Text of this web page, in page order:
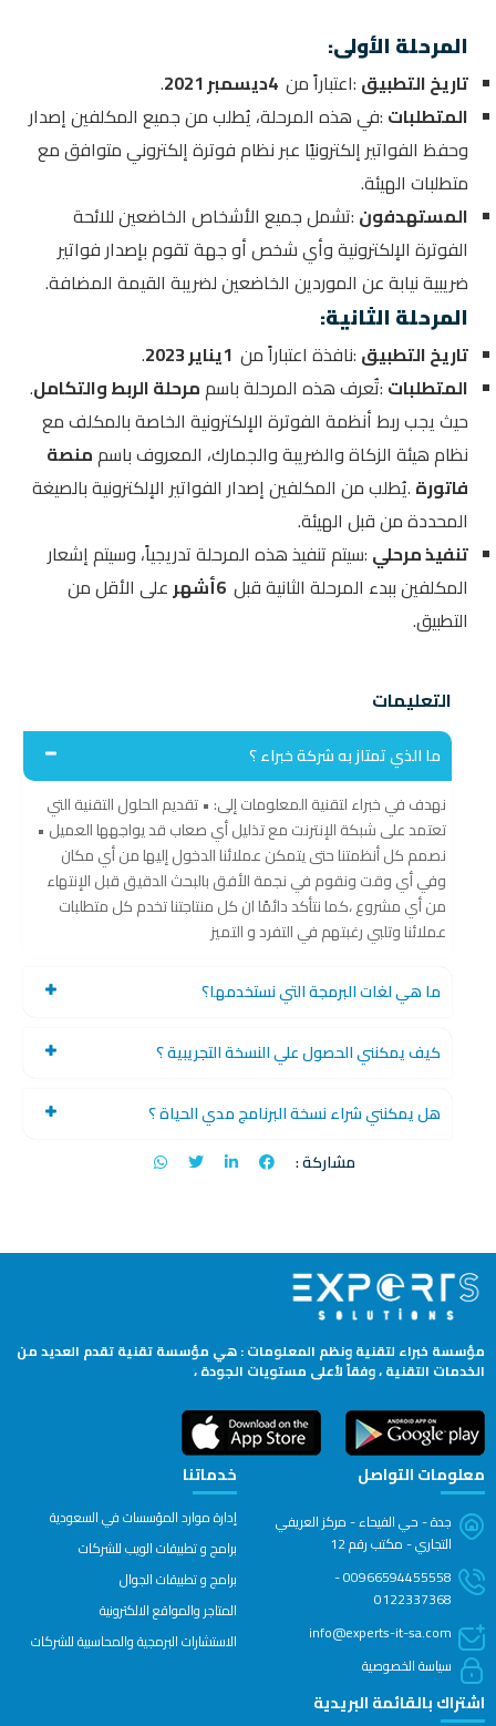
المرحلة الأولى:
تاريخ التطبيق :اعتباراً من 4ديسمبر 2021
.
المتطلبات :في هذه المرحلة، يُطلب من جميع المكلفين إصدار
وحفظ الفواتير إلكترونيًا عبر نظام فوترة إلكتروني متوافق مع
متطلبات الهيئة.
المستهدفون :تشمل جميع الأشخاص الخاضعين للائحة
الفوترة الإلكترونية وأي شخص أو جهة تقوم بإصدار فواتير
ضريبية نيابة عن الموردين الخاضعين لضريبة القيمة المضافة.
المرحلة الثانية:
تاريخ التطبيق :نافذة اعتباراً من 1يناير 2023
.
المتطلبات :تُعرف هذه المرحلة باسممرحلة الربط والتكامل.
حيث يجب ربط أنظمة الفوترة الإلكترونية الخاصة بالمكلف مع
نظام هيئة الزكاة والضريبة والجمارك، المعروف باسممنصة
فاتورة .يُطلب من المكلفين إصدار الفواتير الإلكترونية بالصيغة
المحددة من قبل الهيئة.
تنفيذ مرحلي :سيتم تنفيذ هذه المرحلة تدريجياً، وسيتم إشعار
المكلفين ببدء المرحلة الثانية قبل 6أشهرعلى الأقل من
التطبيق.
التعليمات
ما الذي تمتاز به شركة خبراء ؟
نهدف في خبراء لتقنية المعلومات إلى: • تقديم الحلول التقنية التي
تعتمد على شبكة الإنترنت مع تذليل أي صعاب قد يواجهها العميل •
نصمم كل أنظمتنا حتى يتمكن عملائنا الدخول إليها من أي مكان
وفي أي وقت ونقوم في نجمة الأفق بالبحث الدقيق قبل الإنتهاء
من أي مشروع ،كما نتأكد دائمًا ان كل منتاجتنا تخدم كل متطلبات
عملائنا وتلبي رغبتهم في التفرد و التميز
ما هي لغات البرمجة التي نستخدمها؟
كيف يمكنني الحصول علي النسخة التجريبية ؟
هل يمكنني شراء نسخة البرنامج مدي الحياة ؟
مشاركة :
مؤسسة خبراء لتقنية ونظم المعلومات : هي مؤسسة تقنية تقدم العديد من
الخدمات التقنية ، وفقاً لأعلى مستويات الجودة ،
معلومات التواصل
جدة - حي الفيحاء - مركز العريفي
التجاري - مكتب رقم 12
00966594455558 -
0122337368
info@experts-it-sa.com
سياسة الخصوصية
خدماتنا
إدارة موارد المؤسسات في السعودية
برامج و تطبيقات الويب للشركات
برامج و تطبيقات الجوال
المتاجر والمواقع الالكترونية
الاستشارات البرمجية والمحاسبية للشركات
اشتراك بالقائمة البريدية